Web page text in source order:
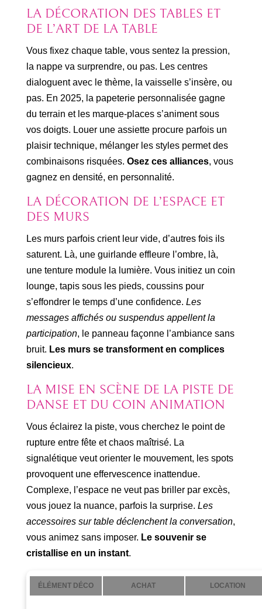
LA DÉCORATION DES TABLES ET
DE L’ART DE LA TABLE
Vous fixez chaque table, vous sentez la pression,
la nappe va surprendre, ou pas. Les centres
dialoguent avec le thème, la vaisselle s’insère, ou
pas. En 2025, la papeterie personnalisée gagne
du terrain et les marque-places s’animent sous
vos doigts. Louer une assiette procure parfois un
plaisir technique, mélanger les styles permet des
combinaisons risquées. Osez ces alliances, vous
gagnez en densité, en personnalité.
LA DÉCORATION DE L’ESPACE ET
DES MURS
Les murs parfois crient leur vide, d’autres fois ils
saturent. Là, une guirlande effleure l’ombre, là,
une tenture module la lumière. Vous initiez un coin
lounge, tapis sous les pieds, coussins pour
s’effondrer le temps d’une confidence. Les
messages affichés ou suspendus appellent la
participation, le panneau façonne l’ambiance sans
bruit. Les murs se transforment en complices
silencieux.
LA MISE EN SCÈNE DE LA PISTE DE
DANSE ET DU COIN ANIMATION
Vous éclairez la piste, vous cherchez le point de
rupture entre fête et chaos maîtrisé. La
signalétique veut orienter le mouvement, les spots
provoquent une effervescence inattendue.
Complexe, l’espace ne veut pas briller par excès,
vous jouez la nuance, parfois la surprise. Les
accessoires sur table déclenchent la conversation,
vous animez sans imposer. Le souvenir se
cristallise en un instant.
ÉLÉMENT DÉCO ACHAT LOCATION